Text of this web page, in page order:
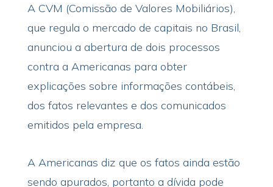
A CVM (Comissão de Valores Mobiliários),
que regula o mercado de capitais no Brasil,
anunciou a abertura de dois processos
contra a Americanas para obter
explicações sobre informações contábeis,
dos fatos relevantes e dos comunicados
emitidos pela empresa.
A Americanas diz que os fatos ainda estão
sendo apurados, portanto a dívida pode